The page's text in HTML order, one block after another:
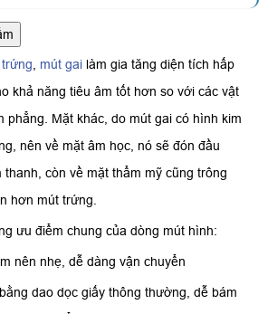
mút gai làm gia tăng diện tích hấp
khả năng tiêu âm tốt hơn so với các vật
phẳng. Mặt khác, do mút gai có hình kim
nên về mặt âm học, nó sẽ đón đầu
còn về mặt thẩm mỹ cũng trông
hơn mút trứng.
ưu điểm chung của dòng mút hình:
nên nhẹ, dễ dàng vận chuyển
dao dọc giấy thông thường, dễ bám